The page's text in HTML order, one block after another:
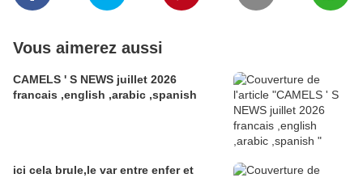
Vous aimerez aussi
CAMELS ' S NEWS juillet 2026
francais ,english ,arabic ,spanish
ici cela brule,le var entre enfer et